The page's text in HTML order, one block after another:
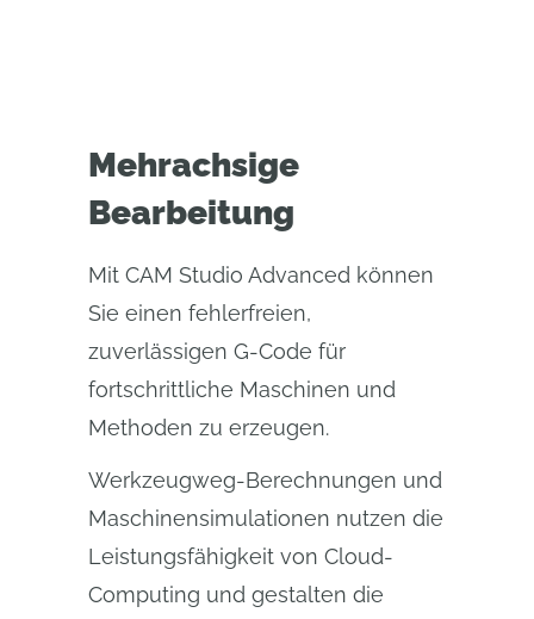
Mehrachsige
Bearbeitung
Mit CAM Studio Advanced können
Sie einen fehlerfreien,
zuverlässigen G-Code für
fortschrittliche Maschinen und
Methoden zu erzeugen.
Werkzeugweg-Berechnungen und
Maschinensimulationen nutzen die
Leistungsfähigkeit von Cloud-
Computing und gestalten die